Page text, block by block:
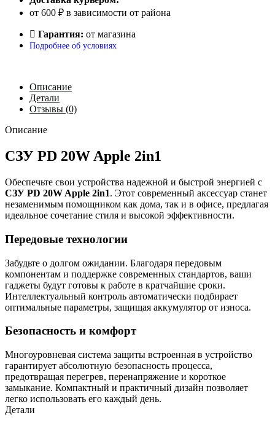
от 600 ₽ в зависимости от района
Гарантия: от магазина
Подробнее об условиях
Описание
Детали
Отзывы (0)
Описание
СЗУ PD 20W Apple 2in1
Обеспечьте свои устройства надежной и быстрой энергией с
СЗУ PD 20W Apple 2in1. Этот современный аксессуар станет
незаменимым помощником как дома, так и в офисе, предлагая
идеальное сочетание стиля и высокой эффективности.
Передовые технологии
Забудьте о долгом ожидании. Благодаря передовым
компонентам и поддержке современных стандартов, ваши
гаджеты будут готовы к работе в кратчайшие сроки.
Интеллектуальный контроль автоматически подбирает
оптимальные параметры, защищая аккумулятор от износа.
Безопасность и комфорт
Многоуровневая система защиты встроенная в устройство
гарантирует абсолютную безопасность процесса,
предотвращая перегрев, перенапряжение и короткое
замыкание. Компактный и практичный дизайн позволяет
легко использовать его каждый день.
Детали